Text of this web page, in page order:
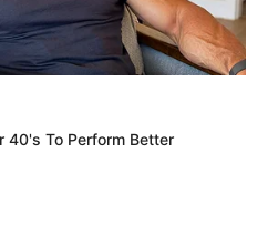
40's To Perform Better